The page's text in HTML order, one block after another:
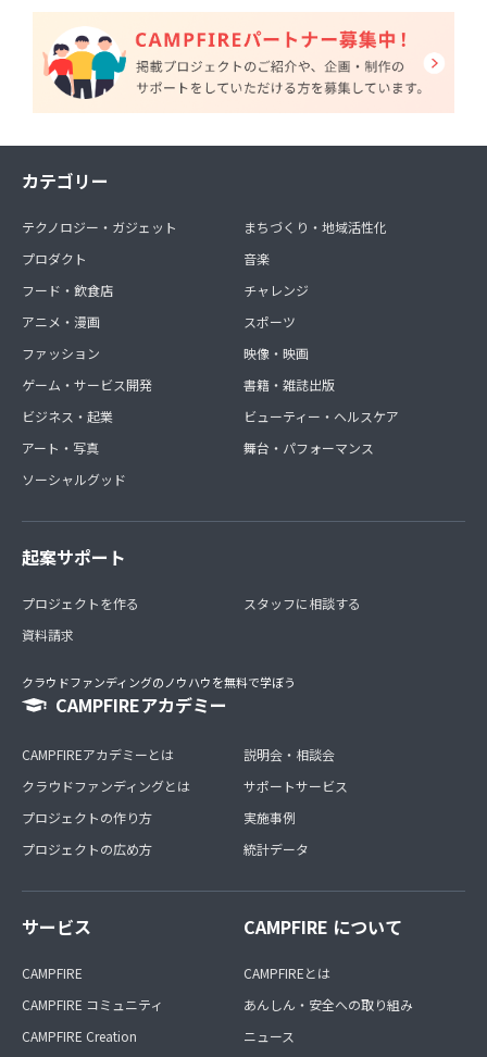
カテゴリー
テクノロジー・ガジェット
プロダクト
フード・飲食店
アニメ・漫画
ファッション
ゲーム・サービス開発
ビジネス・起業
アート・写真
ソーシャルグッド
まちづくり・地域活性化
音楽
チャレンジ
スポーツ
映像・映画
書籍・雑誌出版
ビューティー・ヘルスケア
舞台・パフォーマンス
起案サポート
プロジェクトを作る
資料請求
スタッフに相談する
クラウドファンディングのノウハウを無料で学ぼう
CAMPFIREアカデミー
CAMPFIREアカデミーとは
クラウドファンディングとは
プロジェクトの作り方
プロジェクトの広め方
説明会・相談会
サポートサービス
実施事例
統計データ
サービス
CAMPFIRE
CAMPFIRE コミュニティ
CAMPFIRE Creation
CAMPFIRE について
CAMPFIREとは
あんしん・安全への取り組み
ニュース